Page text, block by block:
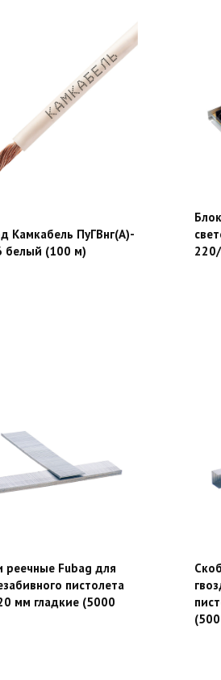
Камкабель ПуГВнг(А)-
белый (100 м)
реечные Fubag для
пистолета
мм гладкие (5000